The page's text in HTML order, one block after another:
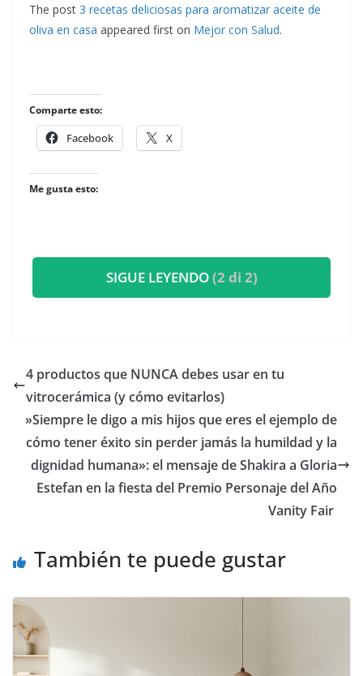
The post 3 recetas deliciosas para aromatizar aceite de
oliva en casa appeared first on Mejor con Salud.
Comparte esto:
Facebook X
Me gusta esto:
SIGUE LEYENDO(2 di 2)
4 productos que NUNCA debes usar en tu
vitrocerámica (y cómo evitarlos)
​»Siempre le digo a mis hijos que eres el ejemplo de
cómo tener éxito sin perder jamás la humildad y la
dignidad humana»: el mensaje de Shakira a Gloria
Estefan en la fiesta del Premio Personaje del Año
Vanity Fair
También te puede gustar